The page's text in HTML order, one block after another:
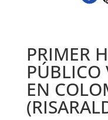
PRIMER
PÚBLICO
EN